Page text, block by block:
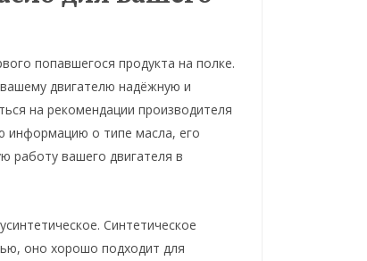
попавшегося продукта на полке.
двигателю надёжную и
на рекомендации производителя
информацию о типе масла, его
работу вашего двигателя в
Синтетическое
оно хорошо подходит для